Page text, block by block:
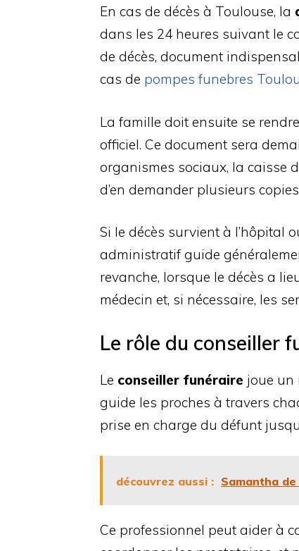
En cas de décès à Toulouse, la
dans les 24 heures suivant le
de décès, document
cas de pompes funebres
La famille doit ensuite se
officiel. Ce document sera
organismes sociaux, la caisse
d’en demander plusieurs
Si le décès survient à l’hôpital
administratif guide
revanche, lorsque le décès a
médecin et, si nécessaire, les
Le rôle du conseiller
Le conseiller funéraire joue un
guide les proches à travers
prise en charge du défunt
découvrez aussi : Samantha
Ce professionnel peut aider à